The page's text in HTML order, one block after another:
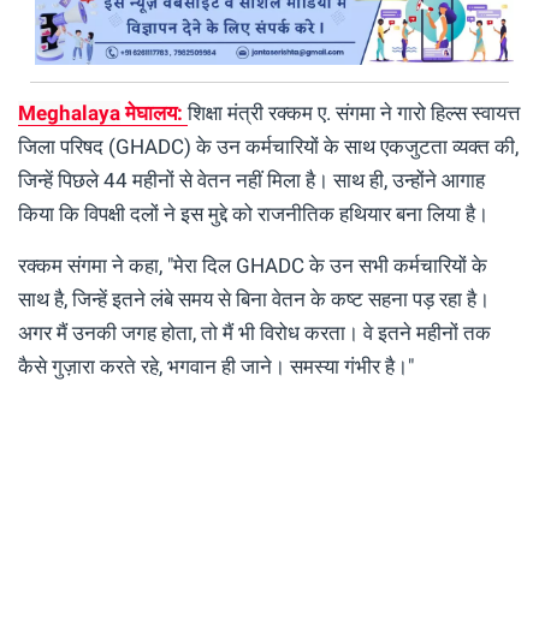
Meghalayaमेघालय:शिक्षा मंत्री रक्कम ए. संगमा ने गारो हिल्स स्वायत्त
जिला परिषद (GHADC) के उन कर्मचारियों के साथ एकजुटता व्यक्त की,
जिन्हें पिछले 44 महीनों से वेतन नहीं मिला है। साथ ही, उन्होंने आगाह
किया कि विपक्षी दलों ने इस मुद्दे को राजनीतिक हथियार बना लिया है।
रक्कम संगमा ने कहा, "मेरा दिल GHADC के उन सभी कर्मचारियों के
साथ है, जिन्हें इतने लंबे समय से बिना वेतन के कष्ट सहना पड़ रहा है।
अगर मैं उनकी जगह होता, तो मैं भी विरोध करता। वे इतने महीनों तक
कैसे गुज़ारा करते रहे, भगवान ही जाने। समस्या गंभीर है।"